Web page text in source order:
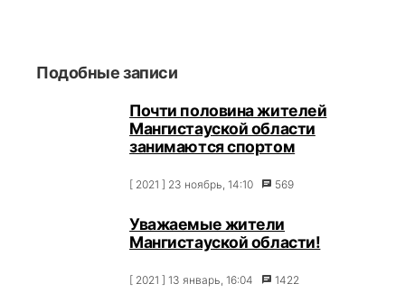
Подобные записи
Почти половина жителей
Мангистауской области
занимаются спортом
[ 2021 ] 23 ноябрь, 14:10 569
Уважаемые жители
Мангистауской области!
[ 2021 ] 13 январь, 16:04 1422